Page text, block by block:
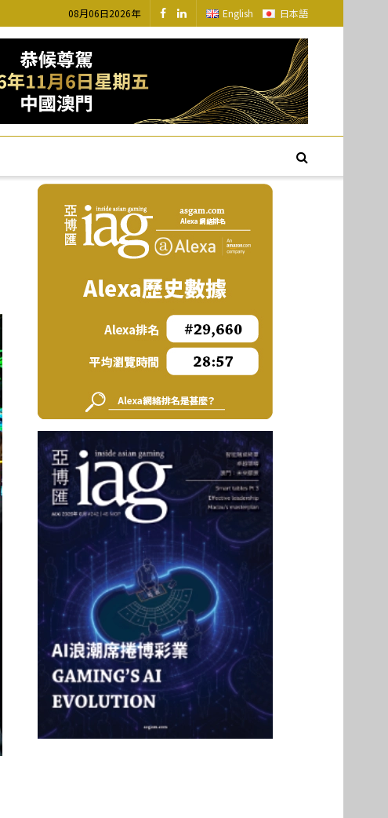
08月06日2026年 English 日本語